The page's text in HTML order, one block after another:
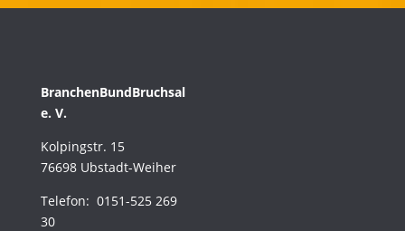
BranchenBundBruchsal
e. V.
Kolpingstr. 15
76698 Ubstadt-Weiher
Telefon: 0151-525 269
30